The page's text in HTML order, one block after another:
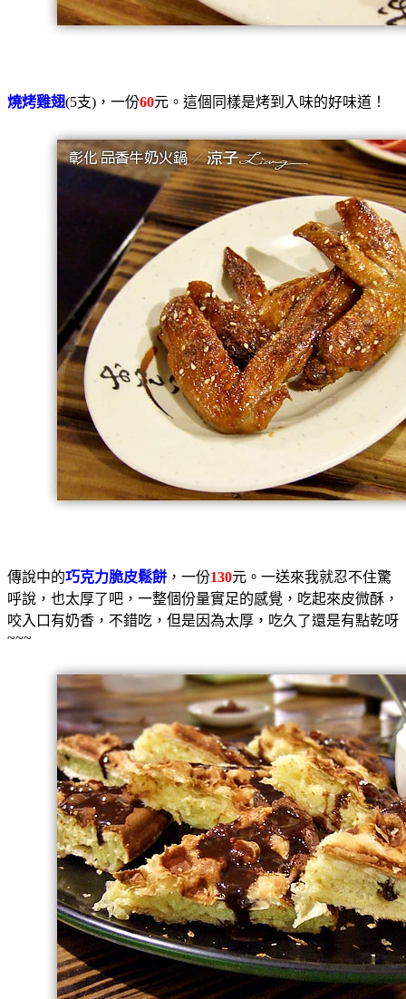
燒烤雞翅(5支)，一份60元。這個同樣是烤到入味的好味道！
傳說中的巧克力脆皮鬆餅 ，一份130元。一送來我就忍不住驚
呼說，也太厚了吧，一整個份量實足的感覺，吃起來皮微酥，
咬入口有奶香，不錯吃，但是因為太厚，吃久了還是有點乾呀
~~~